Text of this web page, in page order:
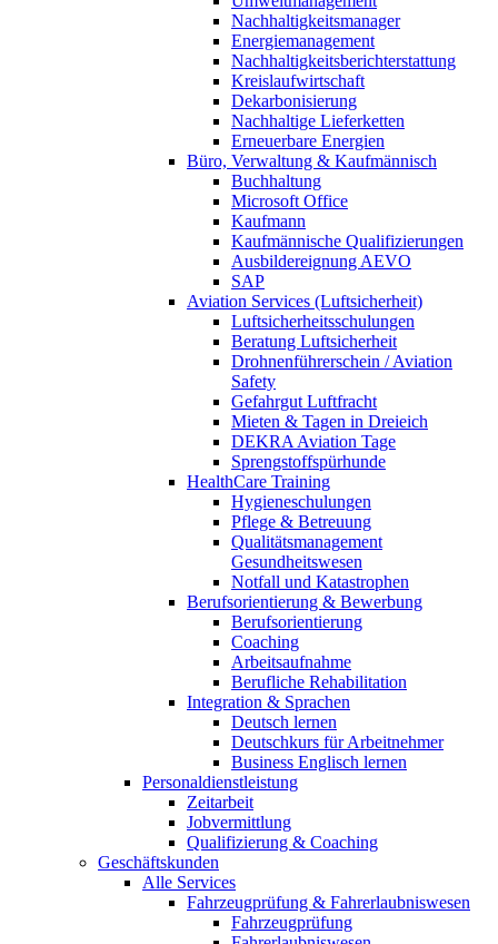
Nachhaltigkeitsmanager
Energiemanagement
Nachhaltigkeitsberichterstattung
Kreislaufwirtschaft
Dekarbonisierung
Nachhaltige Lieferketten
Erneuerbare Energien
Büro, Verwaltung & Kaufmännisch
Buchhaltung
Microsoft Office
Kaufmann
Kaufmännische Qualifizierungen
Ausbildereignung AEVO
SAP
Aviation Services (Luftsicherheit)
Luftsicherheitsschulungen
Beratung Luftsicherheit
Drohnenführerschein / Aviation
Safety
Gefahrgut Luftfracht
Mieten & Tagen in Dreieich
DEKRA Aviation Tage
Sprengstoffspürhunde
HealthCare Training
Hygieneschulungen
Pflege & Betreuung
Qualitätsmanagement
Gesundheitswesen
Notfall und Katastrophen
Berufsorientierung & Bewerbung
Berufsorientierung
Coaching
Arbeitsaufnahme
Berufliche Rehabilitation
Integration & Sprachen
Deutsch lernen
Deutschkurs für Arbeitnehmer
Business Englisch lernen
Personaldienstleistung
Zeitarbeit
Jobvermittlung
Qualifizierung & Coaching
Geschäftskunden
Alle Services
Fahrzeugprüfung & Fahrerlaubniswesen
Fahrzeugprüfung